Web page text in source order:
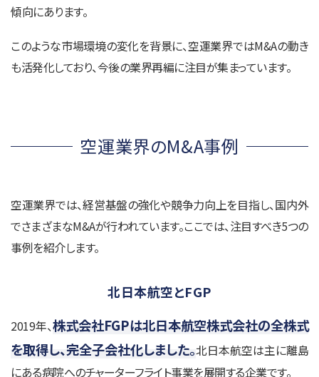
傾向にあります。
このような市場環境の変化を背景に、空運業界ではM&Aの動き
も活発化しており、今後の業界再編に注目が集まっています。
空運業界のM&A事例
空運業界では、経営基盤の強化や競争力向上を目指し、国内外
でさまざまなM&Aが行われています。ここでは、注目すべき5つの
事例を紹介します。
北日本航空とFGP
2019年、株式会社FGPは北日本航空株式会社の全株式
を取得し、完全子会社化しました。北日本航空は主に離島
にある病院へのチャーターフライト事業を展開する企業です。